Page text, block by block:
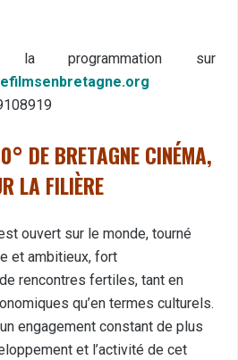
la programmation sur
DEBRETAGNE CINÉMA,
LA FILIÈRE
ouvert sur le monde, tourné
et ambitieux, fort
rencontres fertiles, tant en
qu’en termes culturels.
engagement constant de plus
et l’activité de cet